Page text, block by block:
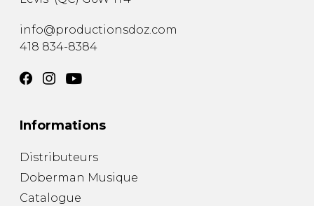
info@productionsdoz.com
418 834-8384
Informations
Distributeurs
Doberman Musique
Catalogue